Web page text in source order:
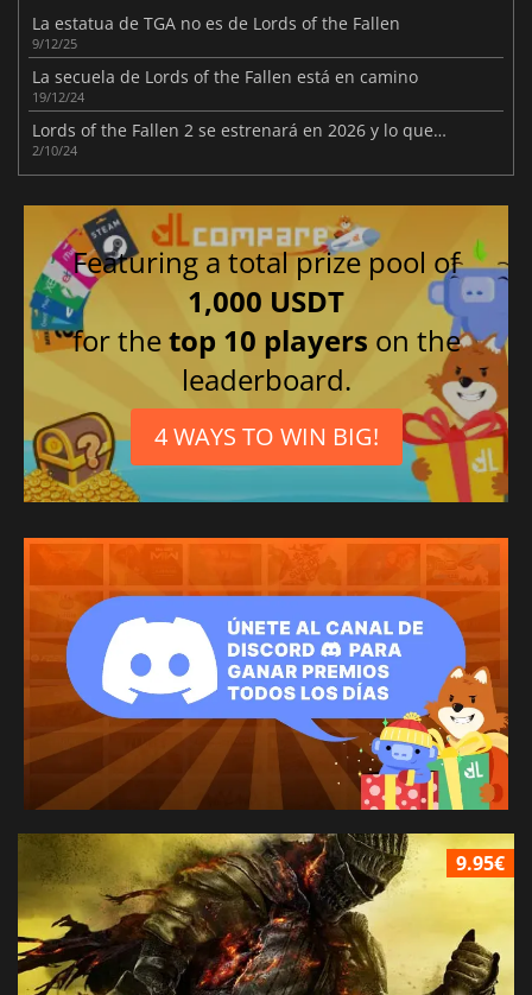
La estatua de TGA no es de Lords of the Fallen
9/12/25
La secuela de Lords of the Fallen está en camino
19/12/24
Lords of the Fallen 2 se estrenará en 2026 y lo que sabemos hasta ahora
2/10/24
Featuring a total prize pool of
1,000 USDT
for thetop 10 players on the
leaderboard.
4 WAYS TO WIN BIG!
9.95€